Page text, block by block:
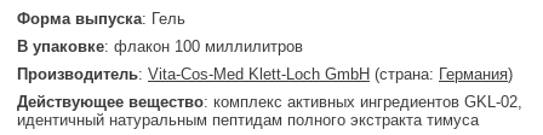
Форма выпуска: Гель
В упаковке: флакон 100 миллилитров
Производитель: Vita-Cos-Med Klett-Loch GmbH (страна: Германия)
Действующее вещество: комплекс активных ингредиентов GKL-02,
идентичный натуральным пептидам полного экстракта тимуса